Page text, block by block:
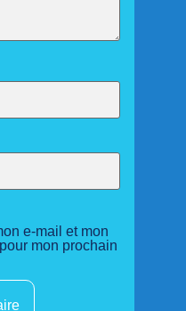
e-mail et mon
mon prochain